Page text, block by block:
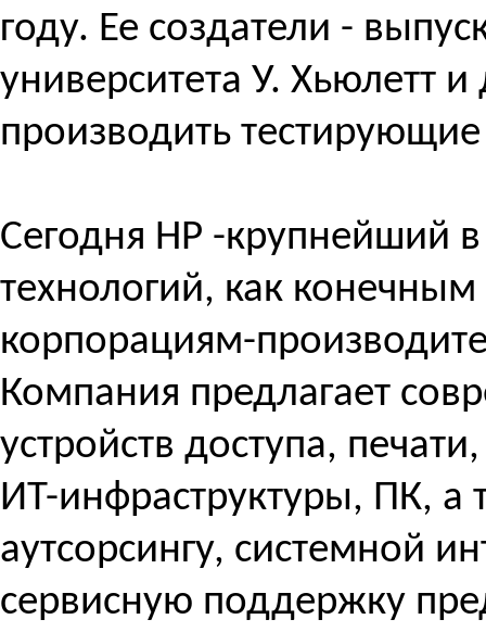
году. Ее создатели -
университета У. Хьюлетт
производить
Сегодня HP -крупнейший
технологий, как
корпорациям-
Компания предлагает
устройств доступа,
ИТ-инфраструктуры, ПК, а
аутсорсингу, системной
сервисную поддержку